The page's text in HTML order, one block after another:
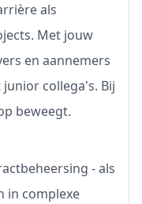
als
Met jouw
en aannemers
collega's. Bij
beweegt.
- als
in complexe